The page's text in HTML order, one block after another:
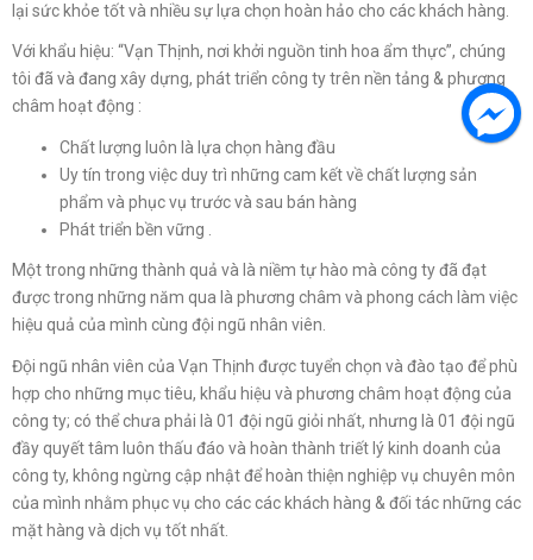
lại sức khỏe tốt và nhiều sự lựa chọn hoàn hảo cho các khách hàng.
Với khẩu hiệu: “Vạn Thịnh, nơi khởi nguồn tinh hoa ẩm thực”, chúng
tôi đã và đang xây dựng, phát triển công ty trên nền tảng & phương
châm hoạt động :
Chất lượng luôn là lựa chọn hàng đầu
Uy tín trong việc duy trì những cam kết về chất lượng sản
phẩm và phục vụ trước và sau bán hàng
Phát triển bền vững .
Một trong những thành quả và là niềm tự hào mà công ty đã đạt
được trong những năm qua là phương châm và phong cách làm việc
hiệu quả của mình cùng đội ngũ nhân viên.
Đội ngũ nhân viên của Vạn Thịnh được tuyển chọn và đào tạo để phù
hợp cho những mục tiêu, khẩu hiệu và phương châm hoạt động của
công ty; có thể chưa phải là 01 đội ngũ giỏi nhất, nhưng là 01 đội ngũ
đầy quyết tâm luôn thấu đáo và hoàn thành triết lý kinh doanh của
công ty, không ngừng cập nhật để hoàn thiện nghiệp vụ chuyên môn
của mình nhằm phục vụ cho các các khách hàng & đối tác những các
mặt hàng và dịch vụ tốt nhất.